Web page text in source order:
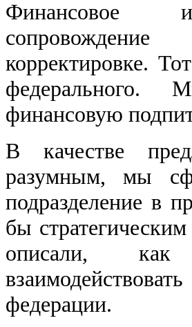
Финансовое и
корректировке.
федерального.
финансовую
В качестве
разумным, мы
подразделение в
бы
описали, как
федерации.